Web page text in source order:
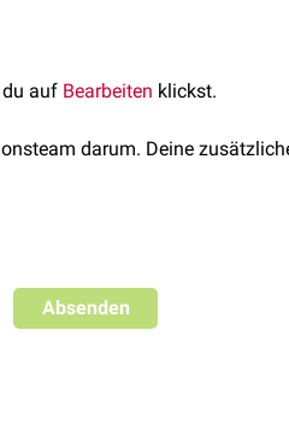
du auf Bearbeiten klickst.
darum. Deine
Absenden